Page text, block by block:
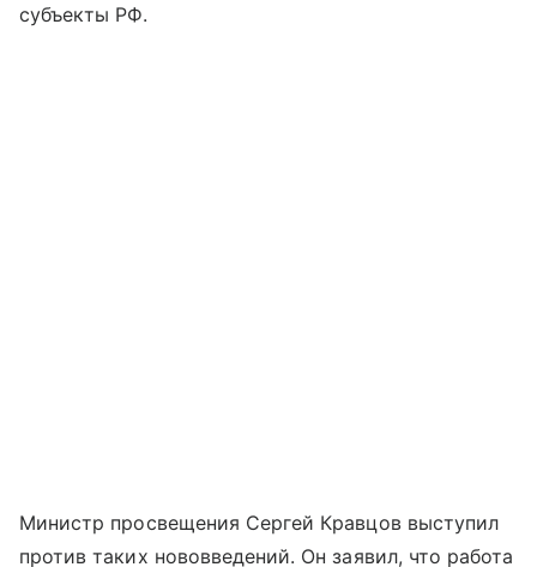
субъекты РФ.
Министр просвещения Сергей Кравцов выступил
против таких нововведений. Он заявил, что работа